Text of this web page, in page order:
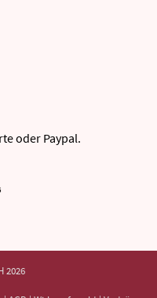
oder Paypal.
2026